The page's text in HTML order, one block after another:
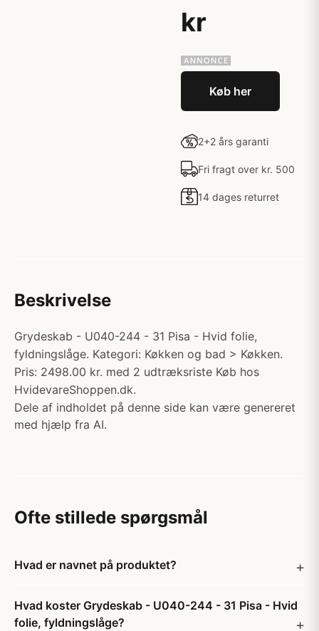
kr
Køb her
2+2 års garanti
Fri fragt over kr. 500
14 dages returret
Beskrivelse
Grydeskab - U040-244 - 31 Pisa - Hvid folie,
fyldningslåge. Kategori: Køkken og bad > Køkken.
Pris: 2498.00 kr. med 2 udtræksriste Køb hos
HvidevareShoppen.dk.
Dele af indholdet på denne side kan være genereret
med hjælp fra AI.
Ofte stillede spørgsmål
Hvad er navnet på produktet?
Hvad koster Grydeskab - U040-244 - 31 Pisa - Hvid
folie, fyldningslåge?